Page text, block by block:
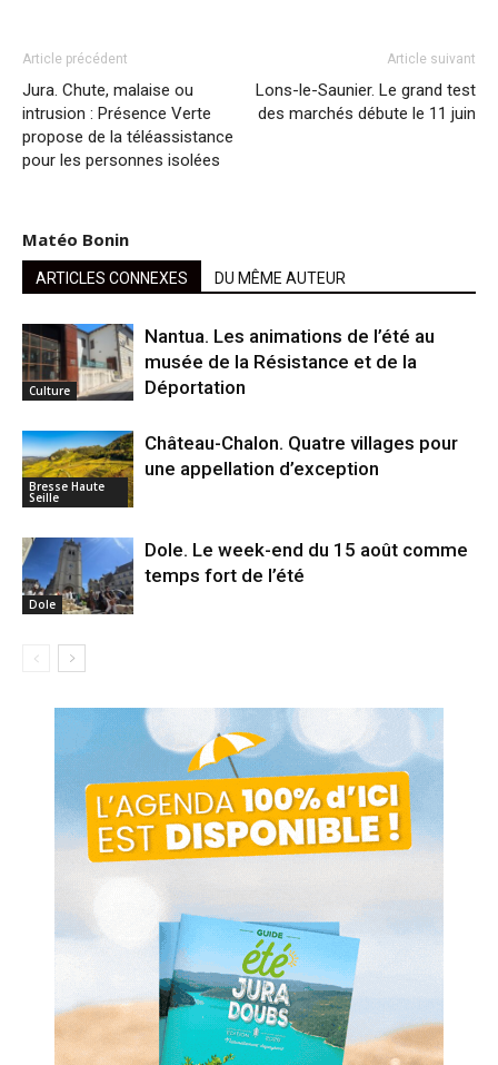
Article précédent
Jura. Chute, malaise ou
intrusion : Présence Verte
propose de la téléassistance
pour les personnes isolées
Article suivant
Lons-le-Saunier. Le grand test
des marchés débute le 11 juin
Matéo Bonin
ARTICLES CONNEXES DU MÊME AUTEUR
Culture
Nantua. Les animations de l’été au
musée de la Résistance et de la
Déportation
Bresse Haute
Seille
Château-Chalon. Quatre villages pour
une appellation d’exception
Dole
Dole. Le week-end du 15 août comme
temps fort de l’été